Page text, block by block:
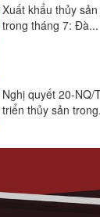
Xuất khẩu thủy
trong tháng 7: Đà...
Nghị quyết 20-
triển thủy sản
(sửa đổi)